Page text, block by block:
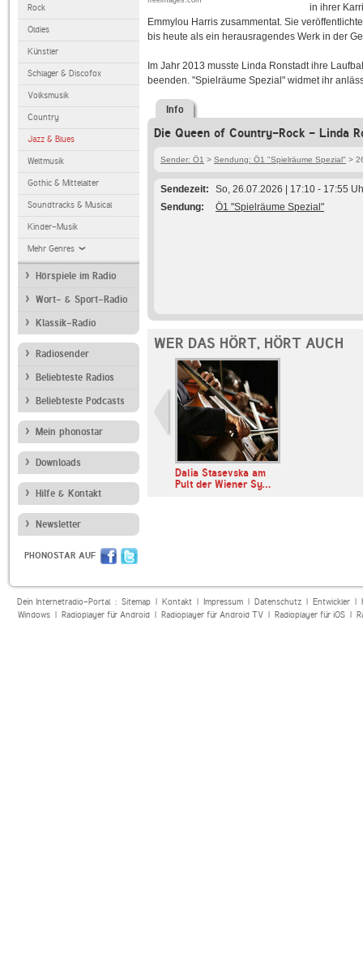
Rock
Oldies
Künstler
Schlager & Discofox
Volksmusik
Country
Jazz & Blues
Weltmusik
Gothic & Mittelalter
Soundtracks & Musical
Kinder-Musik
Mehr Genres
Hörspiele im Radio
Wort- & Sport-Radio
Klassik-Radio
Radiosender
Beliebteste Radios
Beliebteste Podcasts
Mein phonostar
Downloads
Hilfe & Kontakt
Newsletter
PHONOSTAR AUF
in ihrer
Emmylou Harris zusammentat. Sie
bis heute als ein herausragendes Werk in der
Im Jahr 2013 musste Linda Ronstadt ihre
beenden. "Spielräume Spezial" widmet ihr
Info
Die Queen of Country-Rock - Linda
Sender: Ö1 > Sendung: Ö1 "Spielräume Spezial" >
Sendezeit
So, 26.07.2026 | 17:10 - 17:55
Sendung
Ö1 "Spielräume Spezial"
WER DAS HÖRT, HÖRT AUCH
Dalia Stasevska am
Pult der Wiener Sy…
Dein Internetradio-Portal : Sitemap| Kontakt| Impressum| Datenschutz| Entwickler|
Windows| Radioplayer für Android| Radioplayer für Android TV| Radioplayer für iOS|